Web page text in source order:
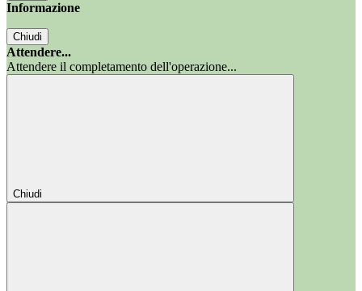
Informazione
Chiudi
Attendere...
Attendere il completamento dell'operazione...
Chiudi